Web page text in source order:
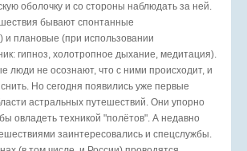
оболочку и со стороны наблюдать за ней.
бывают спонтанные
и плановые (при использовании
гипноз, холотропное дыхание, медитация).
люди не осознают, что с ними происходит, и
Но сегодня появились уже первые
астральных путешествий. Они упорно
овладеть техникой "полётов". А недавно
заинтересовались и спецслужбы.